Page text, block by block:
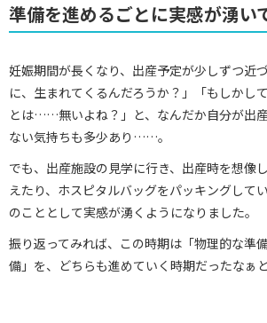
準備を進めるごとに実感が湧い
妊娠期間が長くなり、出産予定が少しずつ近
に、生まれてくるんだろうか？」「もしかし
とは……無いよね？」と、なんだか自分が出
ない気持ちも多少あり……。
でも、出産施設の見学に行き、出産時を想像
えたり、ホスピタルバッグをパッキングして
のこととして実感が湧くようになりました。
振り返ってみれば、この時期は「物理的な準
備」を、どちらも進めていく時期だったなぁと